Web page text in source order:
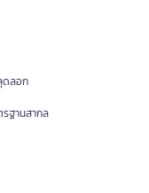
ดลอก
รฐานสากล